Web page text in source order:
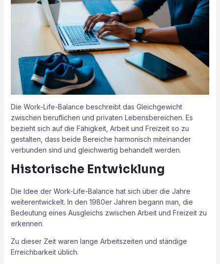
Die Work-Life-Balance beschreibt das Gleichgewicht
zwischen beruflichen und privaten Lebensbereichen. Es
bezieht sich auf die Fähigkeit, Arbeit und Freizeit so zu
gestalten, dass beide Bereiche harmonisch miteinander
verbunden sind und gleichwertig behandelt werden.
Historische Entwicklung
Die Idee der Work-Life-Balance hat sich über die Jahre
weiterentwickelt. In den 1980er Jahren begann man, die
Bedeutung eines Ausgleichs zwischen Arbeit und Freizeit zu
erkennen.
Zu dieser Zeit waren lange Arbeitszeiten und ständige
Erreichbarkeit üblich.